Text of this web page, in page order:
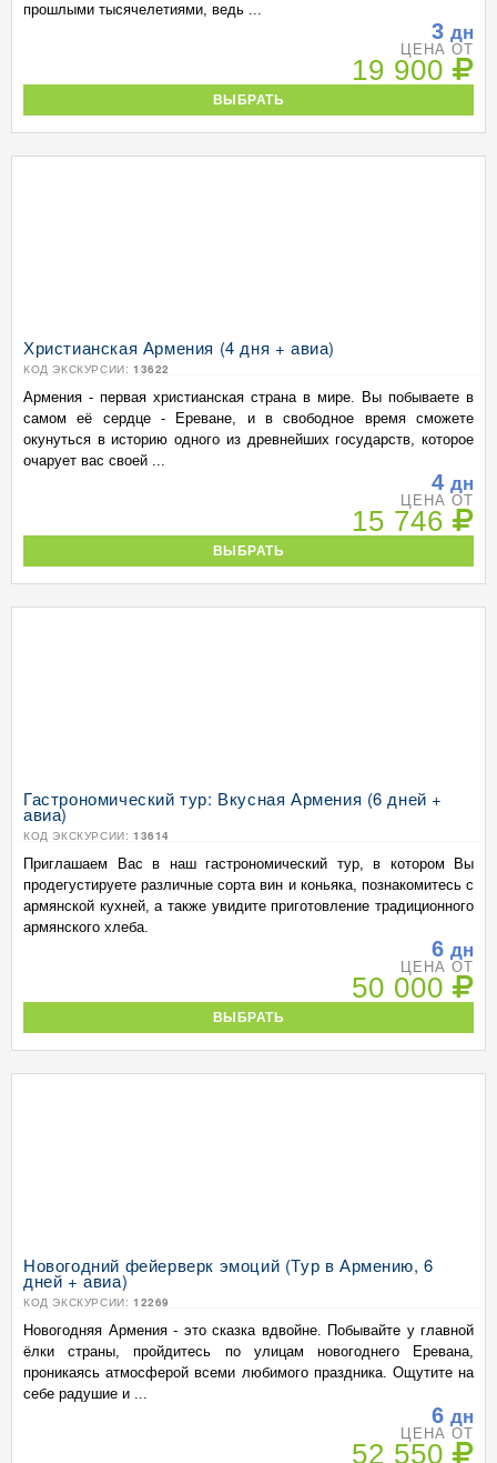
прошлыми тысячелетиями, ведь ...
3 дн
ЦЕНА ОТ
19 900
ВЫБРАТЬ
Христианская Армения (4 дня + авиа)
КОД ЭКСКУРСИИ: 13622
Армения - первая христианская страна в мире. Вы побываете в
самом её сердце - Ереване, и в свободное время сможете
окунуться в историю одного из древнейших государств, которое
очарует вас своей ...
4 дн
ЦЕНА ОТ
15 746
ВЫБРАТЬ
Гастрономический тур: Вкусная Армения (6 дней +
авиа)
КОД ЭКСКУРСИИ: 13614
Приглашаем Вас в наш гастрономический тур, в котором Вы
продегустируете различные сорта вин и коньяка, познакомитесь с
армянской кухней, а также увидите приготовление традиционного
армянского хлеба.
6 дн
ЦЕНА ОТ
50 000
ВЫБРАТЬ
Новогодний фейерверк эмоций (Тур в Армению, 6
дней + авиа)
КОД ЭКСКУРСИИ: 12269
Новогодняя Армения - это сказка вдвойне. Побывайте у главной
ёлки страны, пройдитесь по улицам новогоднего Еревана,
проникаясь атмосферой всеми любимого праздника. Ощутите на
себе радушие и ...
6 дн
ЦЕНА ОТ
52 550